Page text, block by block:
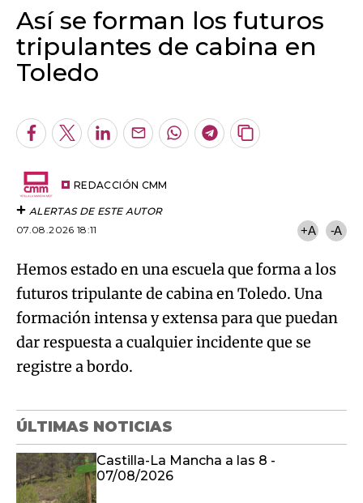
Así se forman los futuros
tripulantes de cabina en
Toledo
Facebook
TwitterLinkedInEnviarWhatsapp
Telegram
Copiar
REDACCIÓN CMM
ALERTAS DE ESTE AUTOR
07.08.2026 18:11
+A -A
Hemos estado en una escuela que forma a los
futuros tripulante de cabina en Toledo. Una
formación intensa y extensa para que puedan
dar respuesta a cualquier incidente que se
registre a bordo.
ÚLTIMAS NOTICIAS
Castilla-La Mancha a las 8 -
07/08/2026